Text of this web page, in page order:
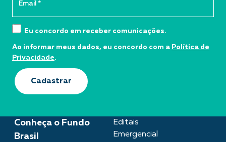
Conheça o Fundo
Brasil
Editais
Emergencial
Eu concordo em receber comunicações.
Ao informar meus dados, eu concordo com a Política de
Privacidade.
Cadastrar